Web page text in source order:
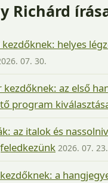
Richárd
helyes
07. 30.
kezdőknek: az első
program
az italok és
2026. 07. 23.
a